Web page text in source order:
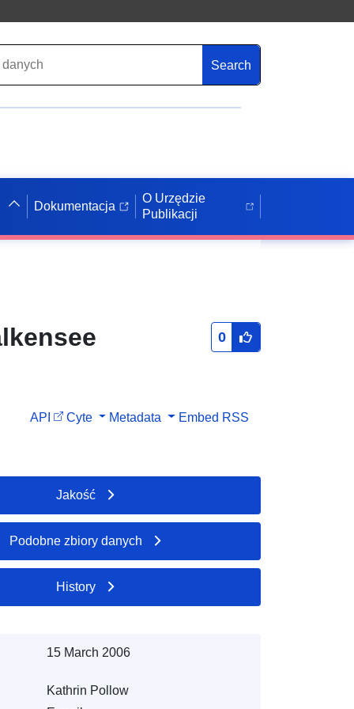
Search
Dokumentacja
O Urzędzie
Publikacji
0
API Cyte Metadata Embed RSS
Jakość
Podobne zbiory danych
History
15 March 2006
Kathrin Pollow